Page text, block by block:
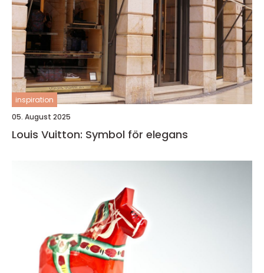
inspiration
05. August 2025
Louis Vuitton: Symbol för elegans